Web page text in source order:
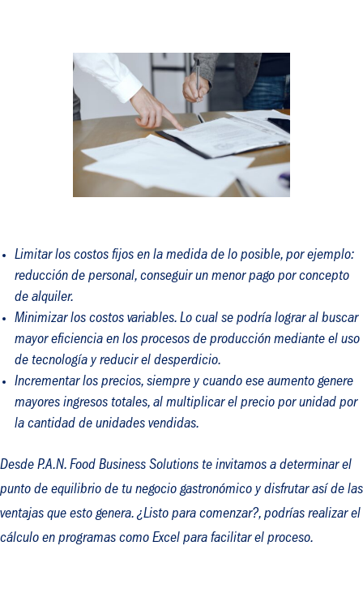
Limitar los costos fijos en la medida de lo posible, por ejemplo:
reducción de personal, conseguir un menor pago por concepto
de alquiler.
Minimizar los costos variables. Lo cual se podría lograr al buscar
mayor eficiencia en los procesos de producción mediante el uso
de tecnología y reducir el desperdicio.
Incrementar los precios, siempre y cuando ese aumento genere
mayores ingresos totales, al multiplicar el precio por unidad por
la cantidad de unidades vendidas.
Desde P.A.N. Food Business Solutions te invitamos a determinar el
punto de equilibrio de tu negocio gastronómico y disfrutar así de las
ventajas que esto genera. ¿Listo para comenzar?, podrías realizar el
cálculo en programas como Excel para facilitar el proceso.